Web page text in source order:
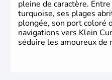
pleine de caractère.
turquoise, ses plages
plongée, son port coloré
navigations vers Klein
séduire les amoureux de